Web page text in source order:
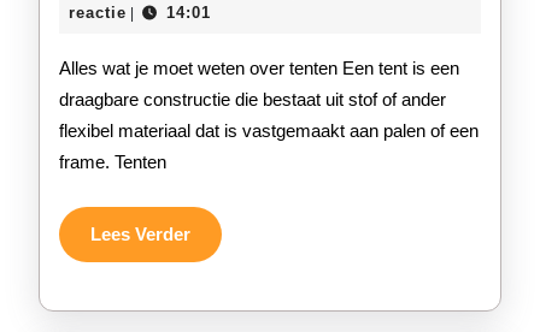
Van
reactie
14:01
Alles wat je moet weten over tenten Een tent is een
draagbare constructie die bestaat uit stof of ander
flexibel materiaal dat is vastgemaakt aan palen of een
frame. Tenten
Lees VerderLees
Verder